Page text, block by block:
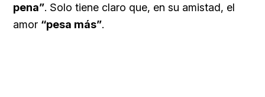
pena”. Solo tiene claro que, en su amistad, el
amor “pesa más”.